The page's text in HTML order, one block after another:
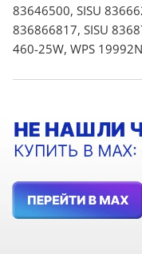
83646500, SISU
836866817, SISU
460-25W, WPS